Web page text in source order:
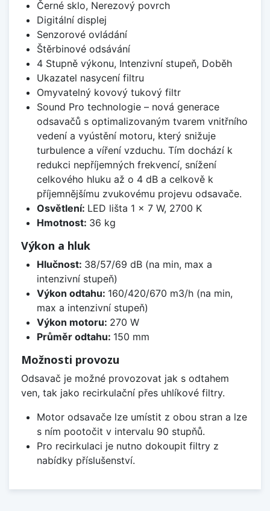
Černé sklo, Nerezový povrch
Digitální displej
Senzorové ovládání
Štěrbinové odsávání
4 Stupně výkonu, Intenzivní stupeň, Doběh
Ukazatel nasycení filtru
Omyvatelný kovový tukový filtr
Sound Pro technologie – nová generace
odsavačů s optimalizovaným tvarem vnitřního
vedení a vyústění motoru, který snižuje
turbulence a víření vzduchu. Tím dochází k
redukci nepříjemných frekvencí, snížení
celkového hluku až o 4 dB a celkově k
příjemnějšímu zvukovému projevu odsavače.
Osvětlení: LED lišta 1 × 7 W, 2700 K
Hmotnost: 36 kg
Výkon a hluk
Hlučnost: 38/57/69 dB (na min, max a
intenzivní stupeň)
Výkon odtahu: 160/420/670 m3/h (na min,
max a intenzivní stupeň)
Výkon motoru: 270 W
Průměr odtahu: 150 mm
Možnosti provozu
Odsavač je možné provozovat jak s odtahem
ven, tak jako recirkulační přes uhlíkové filtry.
Motor odsavače lze umístit z obou stran a lze
s ním pootočit v intervalu 90 stupňů.
Pro recirkulaci je nutno dokoupit filtry z
nabídky příslušenství.